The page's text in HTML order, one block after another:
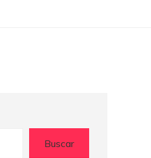
Buscar